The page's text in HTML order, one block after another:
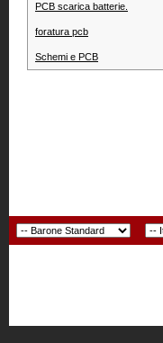
PCB scarica batterie.
foratura pcb
Schemi e PCB